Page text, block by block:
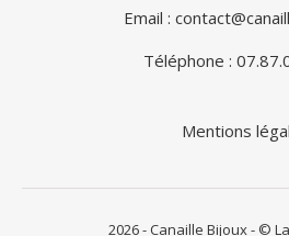
Email :
Téléphone :
Mentions
2026 - Canaille Bijoux - ©